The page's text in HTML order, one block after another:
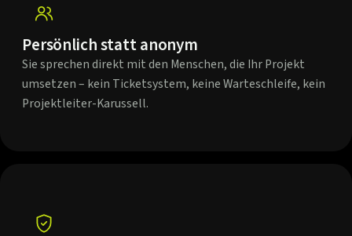
Persönlich statt anonym
Sie sprechen direkt mit den Menschen, die Ihr Projekt
umsetzen – kein Ticketsystem, keine Warteschleife, kein
Projektleiter-Karussell.